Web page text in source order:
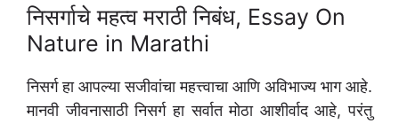
निसर्गाचे महत्व मराठी निबंध, Essay On
Nature in Marathi
निसर्ग हा आपल्या सजीवांचा महत्त्वाचा आणि अविभाज्य भाग आहे.
मानवी जीवनासाठी निसर्ग हा सर्वात मोठा आशीर्वाद आहे, परंतु